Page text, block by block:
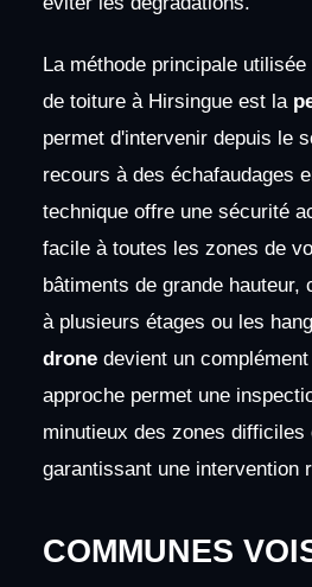
La méthode principale
de toiture à Hirsingue est la
permet d'intervenir depuis le
recours à des échafaudages
technique offre une sécurité
facile à toutes les zones de
bâtiments de grande hauteur,
à plusieurs étages ou les
dronedevient un
approche permet une
minutieux des zones difficiles
garantissant une intervention
COMMUNES